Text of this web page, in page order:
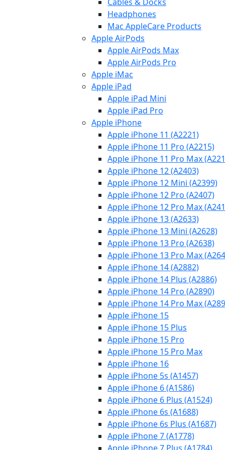
Headphones
Mac AppleCare Products
Apple AirPods
Apple AirPods Max
Apple AirPods Pro
Apple iMac
Apple iPad
Apple iPad Mini
Apple iPad Pro
Apple iPhone
Apple iPhone 11 (A2221)
Apple iPhone 11 Pro (A2215)
Apple iPhone 11 Pro Max
Apple iPhone 12 (A2403)
Apple iPhone 12 Mini (A2399)
Apple iPhone 12 Pro (A2407)
Apple iPhone 12 Pro Max
Apple iPhone 13 (A2633)
Apple iPhone 13 Mini (A2628)
Apple iPhone 13 Pro (A2638)
Apple iPhone 13 Pro Max
Apple iPhone 14 (A2882)
Apple iPhone 14 Plus (A2886)
Apple iPhone 14 Pro (A2890)
Apple iPhone 14 Pro Max
Apple iPhone 15
Apple iPhone 15 Plus
Apple iPhone 15 Pro
Apple iPhone 15 Pro Max
Apple iPhone 16
Apple iPhone 5s (A1457)
Apple iPhone 6 (A1586)
Apple iPhone 6 Plus (A1524)
Apple iPhone 6s (A1688)
Apple iPhone 6s Plus (A1687)
Apple iPhone 7 (A1778)